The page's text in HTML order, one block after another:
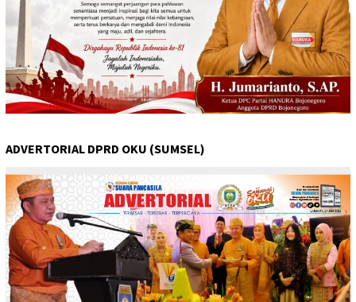
ADVERTORIAL DPRD OKU (SUMSEL)